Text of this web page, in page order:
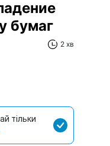
бумаг
2 хв
тільки